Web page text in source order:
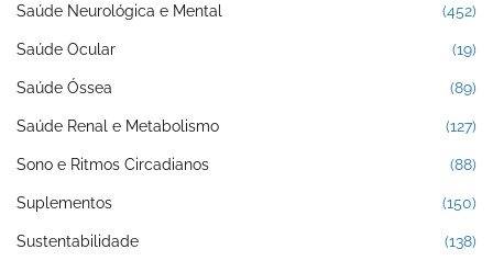
Saúde Neurológica e Mental (452)
Saúde Ocular (19)
Saúde Óssea (89)
Saúde Renal e Metabolismo (127)
Sono e Ritmos Circadianos (88)
Suplementos (150)
Sustentabilidade (138)